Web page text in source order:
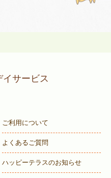
DIDIM
イサービス
ご利用について
よくあるご質問
ハッピーテラスのお知らせ